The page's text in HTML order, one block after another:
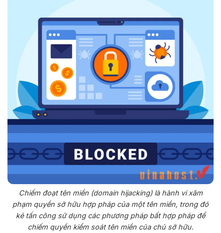
Chiếm đoạt tên miền (domain hijacking) là hành vi xâm
phạm quyền sở hữu hợp pháp của một tên miền, trong đó
kẻ tấn công sử dụng các phương pháp bất hợp pháp để
chiếm quyền kiểm soát tên miền của chủ sở hữu.